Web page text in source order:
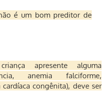
é um bom preditor de
apresente alguma
anemia falciforme,
congênita), deve ser